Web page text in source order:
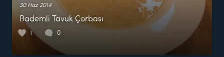
30 Haz 2014
Bademli Tavuk Çorbası
1 0